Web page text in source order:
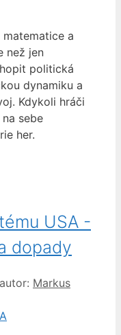
a
než jen
politická
dynamiku a
Kdykoli hráči
sebe
her.
USA -
dopady
autor: Markus